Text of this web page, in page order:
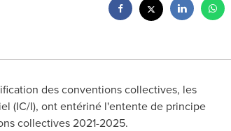
des conventions collectives, les
(IC/I), ont entériné l'entente de principe
collectives 2021-2025.